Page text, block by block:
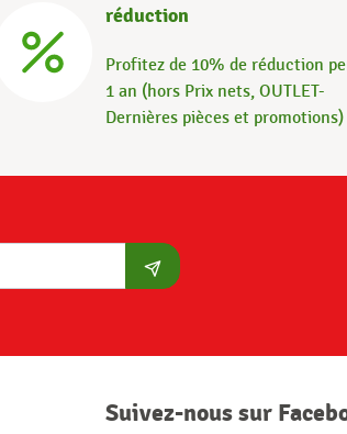
réduction
Profitez de 10% de réduction
1 an (hors Prix nets, OUTLET-
Dernières pièces et promotions)
S'abonner
Suivez-nous sur